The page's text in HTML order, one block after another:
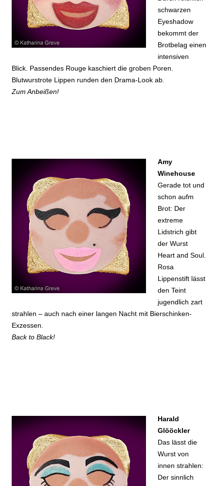
schwarzen
Eyeshadow
bekommt der
Brotbelag einen
intensiven
Blick. Passendes Rouge kaschiert die groben Poren.
Blutwurstrote Lippen runden den Drama-Look ab.
Zum Anbeißen!
Amy
Winehouse
Gerade tot und
schon aufm
Brot: Der
extreme
Lidstrich gibt
der Wurst
Heart and Soul.
Rosa
Lippenstift lässt
den Teint
jugendlich zart
strahlen – auch nach einer langen Nacht mit Bierschinken-
Exzessen.
Back to Black!
Harald
Glööckler
Das lässt die
Wurst von
innen strahlen:
Der sinnlich